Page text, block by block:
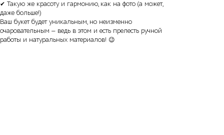
✔ Такую же красоту и гармонию, как на фото (а может,
даже больше!)
Ваш букет будет уникальным, но неизменно
очаровательным — ведь в этом и есть прелесть ручной
работы и натуральных материалов! 😉